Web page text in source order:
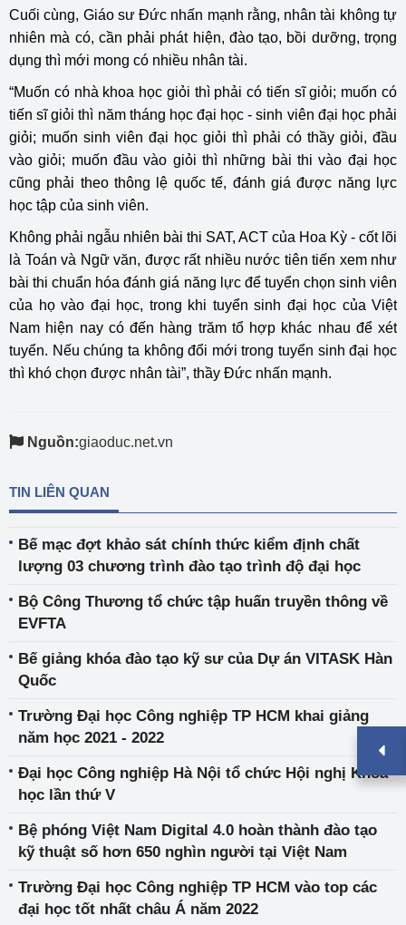
Cuối cùng, Giáo sư Đức nhấn mạnh rằng, nhân tài không tự
nhiên mà có, cần phải phát hiện, đào tạo, bồi dưỡng, trọng
dụng thì mới mong có nhiều nhân tài.
“Muốn có nhà khoa học giỏi thì phải có tiến sĩ giỏi; muốn có
tiến sĩ giỏi thì năm tháng học đại học - sinh viên đại học phải
giỏi; muốn sinh viên đại học giỏi thì phải có thầy giỏi, đầu
vào giỏi; muốn đầu vào giỏi thì những bài thi vào đại học
cũng phải theo thông lệ quốc tế, đánh giá được năng lực
học tập của sinh viên.
Không phải ngẫu nhiên bài thi SAT, ACT của Hoa Kỳ - cốt lõi
là Toán và Ngữ văn, được rất nhiều nước tiên tiến xem như
bài thi chuẩn hóa đánh giá năng lựcđể tuyển chọn sinh viên
của họ vào đại học, trong khi tuyển sinh đại học của Việt
Nam hiện nay có đến hàng trăm tổ hợp khác nhau để xét
tuyển. Nếu chúng ta không đổi mới trong tuyển sinh đại học
thì khó chọn được nhân tài”, thầy Đức nhấn mạnh.
Nguồn:giaoduc.net.vn
TIN LIÊN QUAN
Bế mạc đợt khảo sát chính thức kiểm định chất
lượng 03 chương trình đào tạo trình độ đại học
Bộ Công Thương tổ chức tập huấn truyền thông về
EVFTA
Bế giảng khóa đào tạo kỹ sư của Dự án VITASK Hàn
Quốc
Trường Đại học Công nghiệp TP HCM khai giảng
năm học 2021 - 2022
Đại học Công nghiệp Hà Nội tổ chức Hội nghị Khoa
học lần thứ V
Bệ phóng Việt Nam Digital 4.0 hoàn thành đào tạo
kỹ thuật số hơn 650 nghìn người tại Việt Nam
Trường Đại học Công nghiệp TP HCM vào top các
đại học tốt nhất châu Á năm 2022